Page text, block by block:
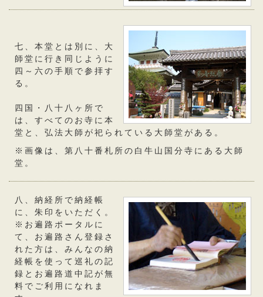
七、本堂とは別に、大
師堂に行き同じように
四～六の手順で参拝す
る。
四国・八十八ヶ所で
は、すべてのお寺に本
堂と、弘法大師が祀られている大師堂がある。
※画像は、 第八十番札所の白牛山国分寺 にある大師
堂。
八、納経所で納経帳
に、朱印をいただく。
※お遍路ポータルに
て、お遍路さん登録さ
れた方は、 みんなの納
経帳 を使って巡礼の記
録と お遍路道中記が無
料でご利用になれま